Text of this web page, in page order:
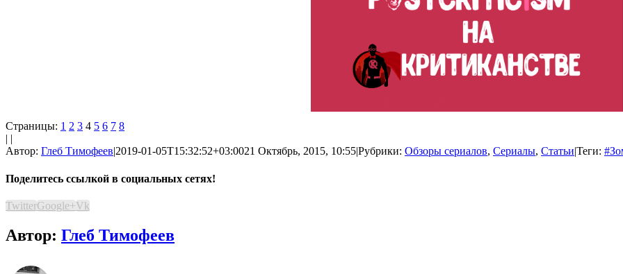
Страницы: 1 2 3 4 5 6 7 8
| |
Автор: Глеб Тимофеев|2019-01-05T15:32:52+03:0021 Октябрь, 2015, 10:55|Рубрики: Обзоры сериалов, Сериалы, Статьи|Теги:
Поделитесь ссылкой в социальных сетях!
TwitterGoogle+Vk
Автор: Глеб Тимофеев